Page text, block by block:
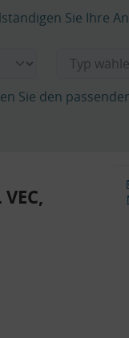
Sie Ihre
Sie den